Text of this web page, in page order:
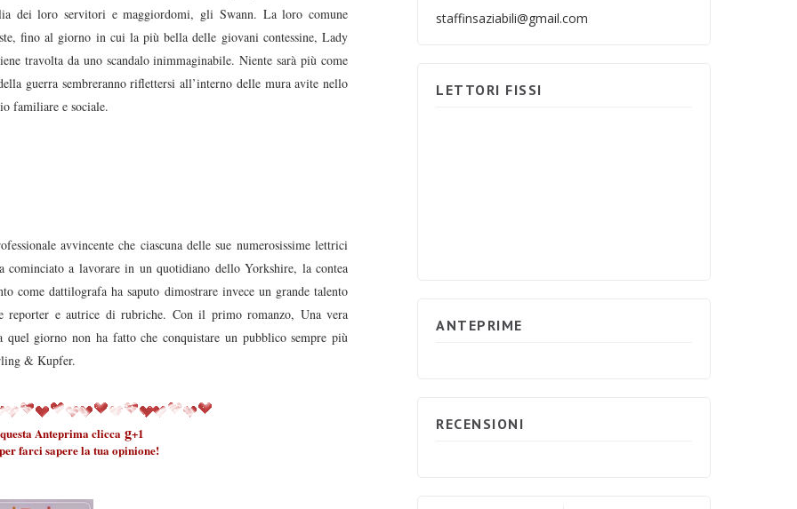
dei loro servitori e maggiordomi, gli Swann. La loro comune
fino al giorno in cui la più bella delle giovani contessine, Lady
travolta da uno scandalo inimmaginabile. Niente sarà più come
guerra sembreranno riflettersi all’interno delle mura avite nello
familiare e sociale.
avvincente che ciascuna delle sue numerosissime lettrici
a lavorare in un quotidiano dello Yorkshire, la contea
come dattilografa ha saputo dimostrare invece un grande talento
reporter e autrice di rubriche. Con il primo romanzo, Una vera
giorno non ha fatto che conquistare un pubblico sempre più
& Kupfer.
Anteprima clicca g+1
farci sapere la tua opinione!
staffinsaziabili@gmail.com
LETTORI FISSI
ANTEPRIME
RECENSIONI